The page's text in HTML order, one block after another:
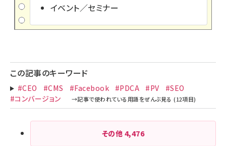
イベント／セミナー
この記事のキーワード
#CEO #CMS #Facebook #PDCA #PV
#SEO
#コンバージョン
その他 4,476